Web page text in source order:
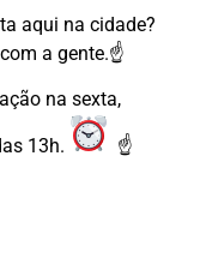
aqui na cidade?
a gente.☝
na sexta,
13h. ☝